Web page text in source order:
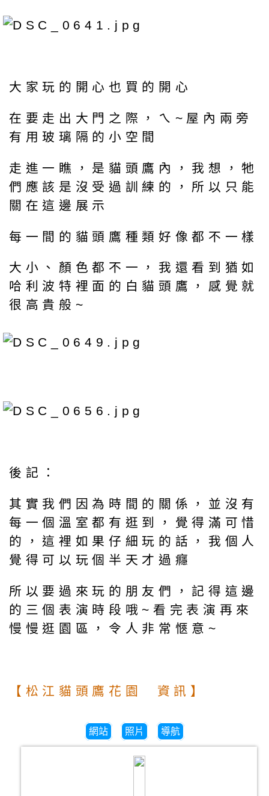
大家玩的開心也買的開心
在要走出大門之際，ㄟ~屋內兩旁
有用玻璃隔的小空間
走進一瞧，是貓頭鷹內，我想，牠
們應該是沒受過訓練的，所以只能
關在這邊展示
每一間的貓頭鷹種類好像都不一樣
大小、顏色都不一，我還看到猶如
哈利波特裡面的白貓頭鷹，感覺就
很高貴般~
後記：
其實我們因為時間的關係，並沒有
每一個溫室都有逛到，覺得滿可惜
的，這裡如果仔細玩的話，我個人
覺得可以玩個半天才過癮
所以要過來玩的朋友們，記得這邊
的三個表演時段哦~看完表演再來
慢慢逛園區，令人非常愜意~
【松江貓頭鷹花園 資訊】
網站 照片 導航